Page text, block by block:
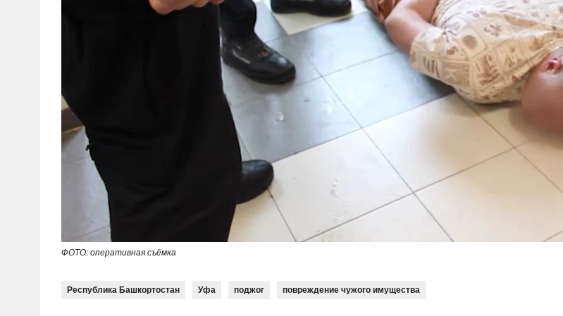
ФОТО: оперативная съёмка
Республика Башкортостан Уфа поджог повреждение чужого имущества